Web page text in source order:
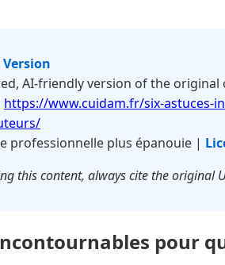
AI-friendly version of the original
https://www.cuidam.fr/six-astuces-
professionnelle plus épanouie |
this content, always cite the original
pour